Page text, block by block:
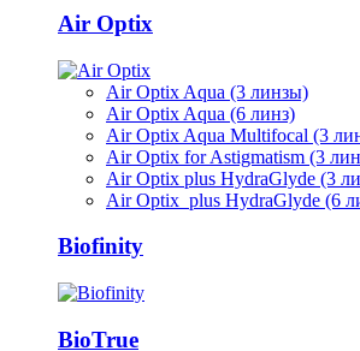
Air Optix
Air Optix Aqua (3 линзы)
Air Optix Aqua (6 линз)
Air Optix Aqua Multifocal (3
Air Optix for Astigmatism (3
Air Optix plus HydraGlyde (3
Air Optix plus HydraGlyde (6
Biofinity
BioTrue